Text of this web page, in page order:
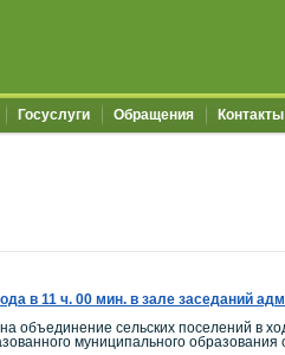
Госуслуги Обращения Контакты
11 ч. 00 мин. в зале заседаний
сельских поселений в
муниципального